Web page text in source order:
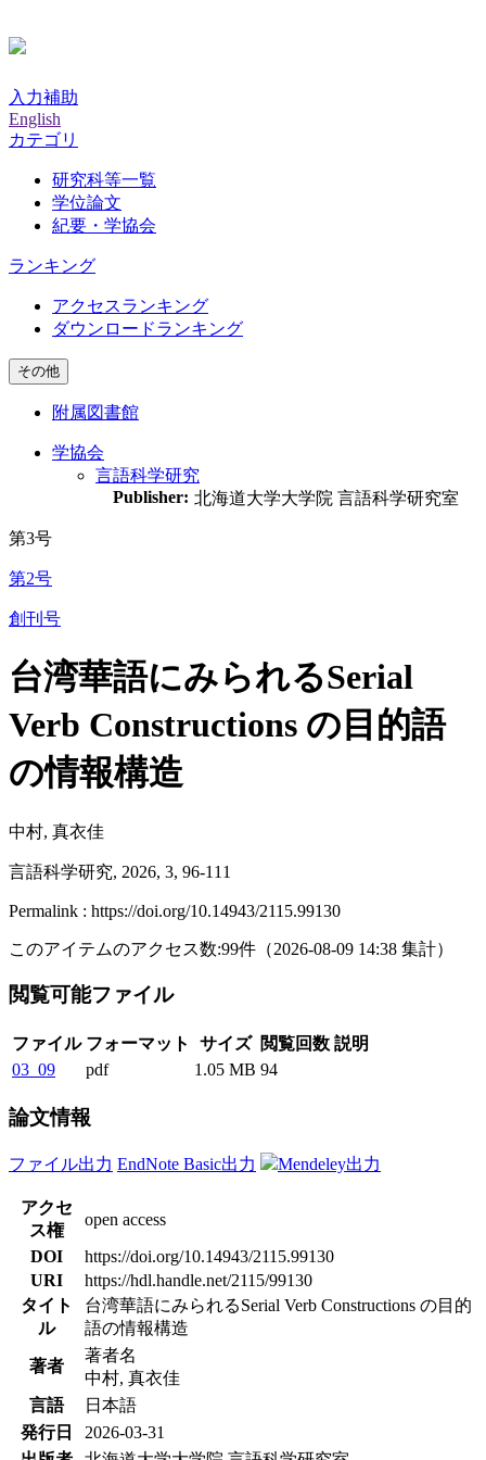
入力補助
English
カテゴリ
研究科等一覧
学位論文
紀要・学協会
ランキング
アクセスランキング
ダウンロードランキング
その他
附属図書館
学協会
言語科学研究
Publisher: 北海道大学大学院 言語科学研究室
第3号
第2号
創刊号
台湾華語にみられるSerial
Verb Constructions の目的語
の情報構造
中村, 真衣佳
言語科学研究, 2026, 3, 96-111
Permalink : https://doi.org/10.14943/2115.99130
このアイテムのアクセス数:99件 （2026-08-09 14:38 集計）
閲覧可能ファイル
ファイル フォーマット サイズ 閲覧回数 説明
03_09
pdf 1.05 MB 94
論文情報
ファイル出力 EndNote Basic出力 Mendeley出力
アクセ
ス権
open access
DOI
https://doi.org/10.14943/2115.99130
URI
https://hdl.handle.net/2115/99130
タイト
ル
台湾華語にみられるSerial Verb Constructions の目的
語の情報構造
著者
著者名
中村, 真衣佳
言語
日本語
発行日
2026-03-31